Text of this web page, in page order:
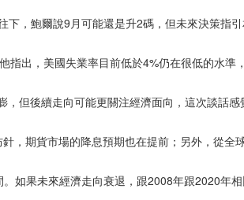
，鮑爾說9月可能還是升2碼，但未來決策指
出，美國失業率目前低於4%仍在很低的水準
但後續走向可能更關注經濟面向，這次談話感
，期貨市場的降息預期也在提前；另外，從全
如果未來經濟走向衰退，跟2008年跟2020年